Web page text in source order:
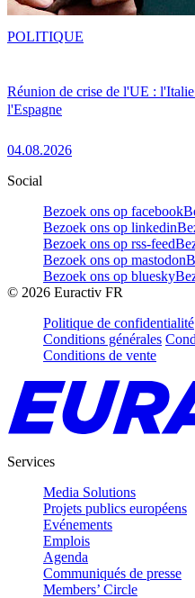
Réunion de crise de l'UE :
l'Espagne
04.08.2026
POLITIQUE
Social
Bezoek ons op facebook
Bezoek ons op linkedin
Bezoek ons op rss-feed
Bezoek ons op mastodon
Bezoek ons op bluesky
© 2026 Euractiv FR
Politique de confidentialité
Conditions générales
Conditions de vente
Services
Media Solutions
Projets publics européens
Evénements
Emplois
Agenda
Communiqués de presse
Members’ Circle